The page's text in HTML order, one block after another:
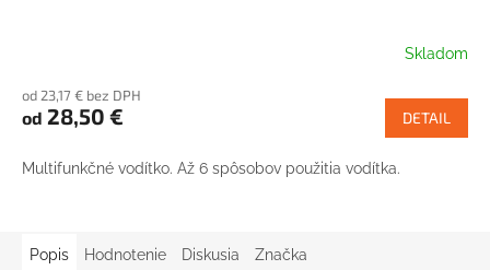
Skladom
od 23,17 € bez DPH
od 28,50 € DETAIL
Multifunkčné vodítko. Až 6 spôsobov použitia vodítka.
Popis Hodnotenie Diskusia Značka